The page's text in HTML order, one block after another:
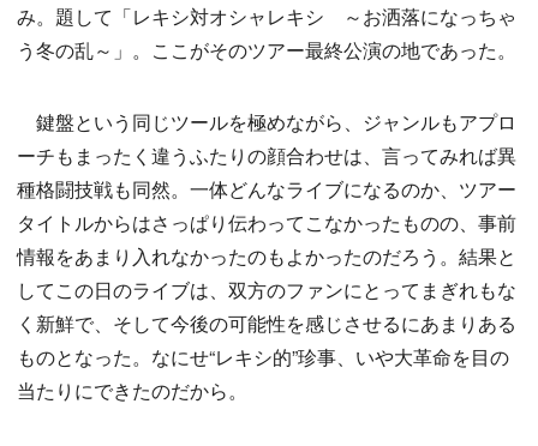
み。題して「レキシ対オシャレキシ ～お洒落になっちゃ
う冬の乱～」。ここがそのツアー最終公演の地であった。
鍵盤という同じツールを極めながら、ジャンルもアプロ
ーチもまったく違うふたりの顔合わせは、言ってみれば異
種格闘技戦も同然。一体どんなライブになるのか、ツアー
タイトルからはさっぱり伝わってこなかったものの、事前
情報をあまり入れなかったのもよかったのだろう。結果と
してこの日のライブは、双方のファンにとってまぎれもな
く新鮮で、そして今後の可能性を感じさせるにあまりある
ものとなった。なにせ“レキシ的”珍事、いや大革命を目の
当たりにできたのだから。